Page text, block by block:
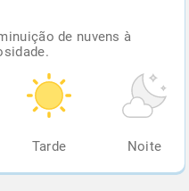
de nuvens à
Tarde Noite